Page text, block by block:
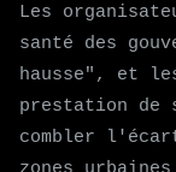
Les
santé des
hausse", et
prestation de
combler